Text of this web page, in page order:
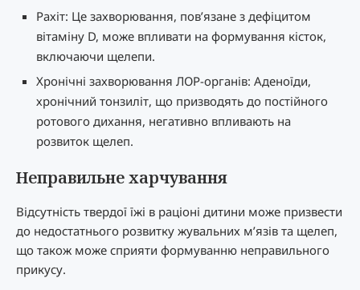
Рахіт: Це захворювання, пов’язане з дефіцитом
вітаміну D, може впливати на формування кісток,
включаючи щелепи.
Хронічні захворювання ЛОР-органів: Аденоїди,
хронічний тонзиліт, що призводять до постійного
ротового дихання, негативно впливають на
розвиток щелеп.
Неправильне харчування
Відсутність твердої їжі в раціоні дитини може призвести
до недостатнього розвитку жувальних м’язів та щелеп,
що також може сприяти формуванню неправильного
прикусу.